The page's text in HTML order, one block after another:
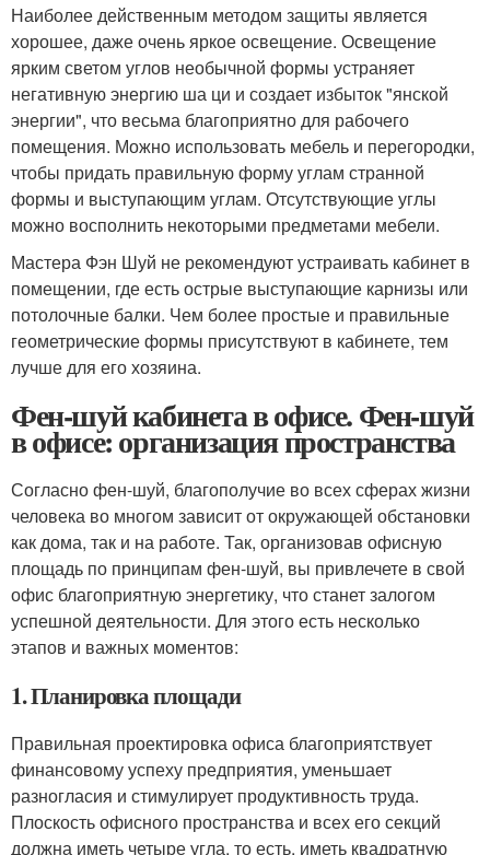
Наиболее действенным методом защиты является
хорошее, даже очень яркое освещение. Освещение
ярким светом углов необычной формы устраняет
негативную энергию ша ци и создает избыток "янской
энергии", что весьма благоприятно для рабочего
помещения. Можно использовать мебель и перегородки,
чтобы придать правильную форму углам странной
формы и выступающим углам. Отсутствующие углы
можно восполнить некоторыми предметами мебели.
Мастера Фэн Шуй не рекомендуют устраивать кабинет в
помещении, где есть острые выступающие карнизы или
потолочные балки. Чем более простые и правильные
геометрические формы присутствуют в кабинете, тем
лучше для его хозяина.
Фен-шуй кабинета в офисе. Фен-шуй
в офисе: организация пространства
Согласно фен-шуй, благополучие во всех сферах жизни
человека во многом зависит от окружающей обстановки
как дома, так и на работе. Так, организовав офисную
площадь по принципам фен-шуй, вы привлечете в свой
офис благоприятную энергетику, что станет залогом
успешной деятельности. Для этого есть несколько
этапов и важных моментов:
1. Планировка площади
Правильная проектировка офиса благоприятствует
финансовому успеху предприятия, уменьшает
разногласия и стимулирует продуктивность труда.
Плоскость офисного пространства и всех его секций
должна иметь четыре угла, то есть, иметь квадратную